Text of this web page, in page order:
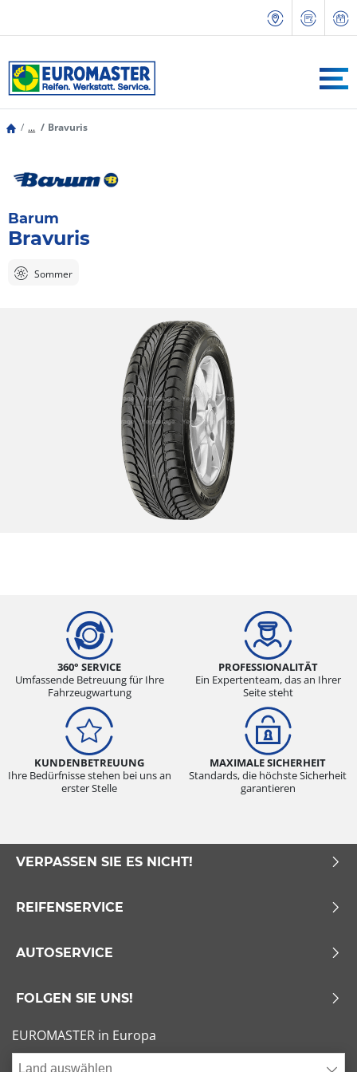
... Bravuris
Barum
Bravuris
Sommer
360° SERVICE
Umfassende Betreuung für Ihre
Fahrzeugwartung
PROFESSIONALITÄT
Ein Expertenteam, das an Ihrer
Seite steht
KUNDENBETREUUNG
Ihre Bedürfnisse stehen bei uns an
erster Stelle
MAXIMALE SICHERHEIT
Standards, die höchste Sicherheit
garantieren
VERPASSEN SIE ES NICHT!
REIFENSERVICE
AUTOSERVICE
FOLGEN SIE UNS!
EUROMASTER in Europa
Land auswählen